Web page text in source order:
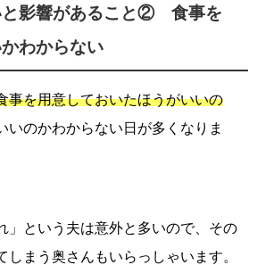
と影響があること② 食事を
わからない
事を用意しておいたほうがいいの
いのかわからない日が多くなりま
」という夫は意外と多いので、その
しまう奥さんもいらっしゃいます。